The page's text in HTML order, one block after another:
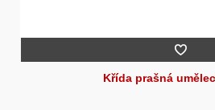
Křída prašná